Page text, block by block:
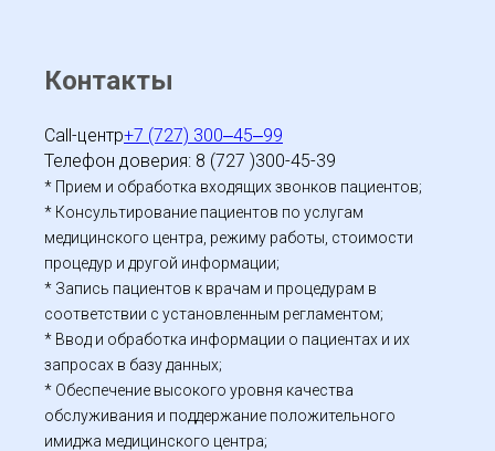
Контакты
Call-центр+7 (727) 300‒45‒99
Телефон доверия: 8 (727 )300-45-39
* Прием и обработка входящих звонков пациентов;
* Консультирование пациентов по услугам
медицинского центра, режиму работы, стоимости
процедур и другой информации;
* Запись пациентов к врачам и процедурам в
соответствии с установленным регламентом;
* Ввод и обработка информации о пациентах и их
запросах в базу данных;
* Обеспечение высокого уровня качества
обслуживания и поддержание положительного
имиджа медицинского центра;